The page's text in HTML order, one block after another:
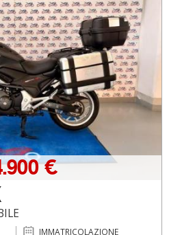
€
IMMATRICOLAZIONE